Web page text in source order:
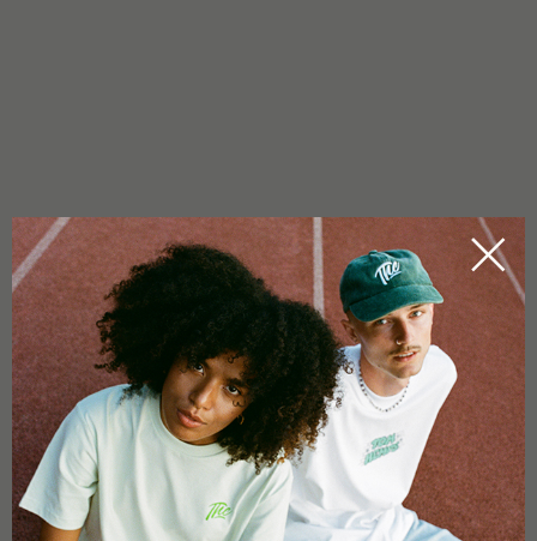
4,8
Como base em 4 avaliações